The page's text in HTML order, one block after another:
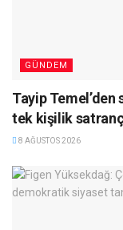
GÜNDEM
Tayip Temel’den
tek kişilik
8 AĞUSTOS 2026